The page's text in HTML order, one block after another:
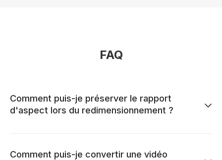
FAQ
Comment puis-je préserver le rapport
d'aspect lors du redimensionnement ?
Comment puis-je convertir une vidéo